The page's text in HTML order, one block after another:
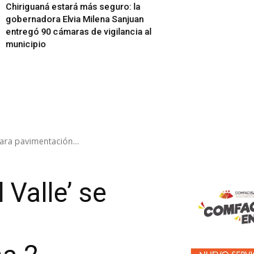
Chiriguaná estará más seguro: la
gobernadora Elvia Milena Sanjuan
entregó 90 cámaras de vigilancia al
municipio